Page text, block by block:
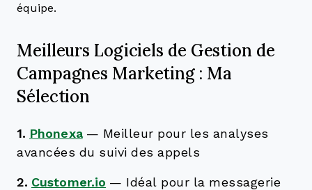
équipe.
Meilleurs Logiciels de Gestion de
Campagnes Marketing : Ma
Sélection
1. Phonexa — Meilleur pour les analyses
avancées du suivi des appels
2. Customer.io — Idéal pour la messagerie